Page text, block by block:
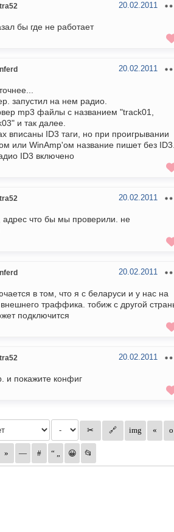
20.02.2011
бы где не работает
20.02.2011
запустил на нем радио.
mp3 файлы с названием "track01,
и так далее.
вписаны ID3 таги, но при проигрывании
или WinAmp'ом название пишет без
ID3 включено
20.02.2011
адрес что бы мы проверили. не
20.02.2011
в том, что я с беларуси и у нас на
траффика. тобиж с другой
подключится
20.02.2011
и покажите конфиг